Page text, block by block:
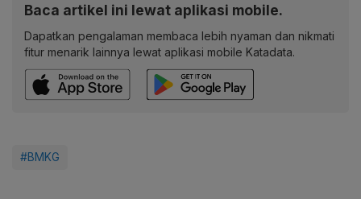
Baca artikel ini lewat aplikasi mobile.
Dapatkan pengalaman membaca lebih nyaman dan nikmati
fitur menarik lainnya lewat aplikasi mobile Katadata.
#BMKG